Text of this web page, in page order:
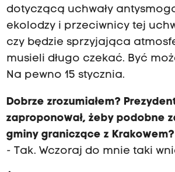
dotyczącą uchwały
ekolodzy i przeciwnicy tej
czy będzie sprzyjająca
musieli długo czekać. Być
Na pewno 15 stycznia.
Dobrze zrozumiałem?
zaproponował, żeby podobne
gminy graniczące z Krakowem?
- Tak. Wczoraj do mnie taki